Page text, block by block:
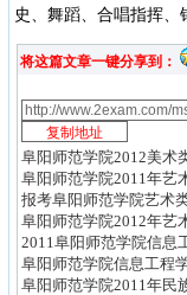
史、舞蹈、合唱指挥
将这篇文章一键分享到：
阜阳师范学院2012美术
阜阳师范学院2011年艺
报考阜阳师范学院艺术
阜阳师范学院2012年艺
2011阜阳师范学院信息
阜阳师范学院信息工程
阜阳师范学院2011年民